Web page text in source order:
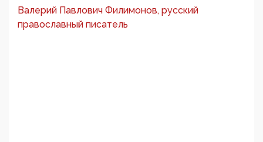
Валерий Павлович Филимонов, русский
православный писатель